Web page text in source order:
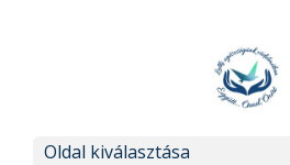
Oldal kiválasztása